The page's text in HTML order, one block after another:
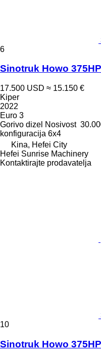
6
Sinotruk Howo 375HP
17.500 USD ≈ 15.150 €
Kiper
2022
Euro 3
Gorivo dizel Nosivost
konfiguracija 6x4
Kina, Hefei City
Hefei Sunrise Machinery
Kontaktirajte prodavatelja
10
Sinotruk Howo 375HP